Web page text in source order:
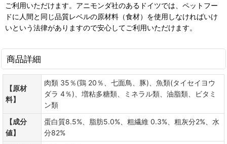
ご利用いただけます。アニモンダ社のあるドイツでは、ペットフー
ドに人間と同じ品質レベルの原材料（食材）を使用しなければいけ
いという法律がありますので安心してご利用いただけます。
商品詳細
【原材
料】
肉類 35％(鶏 20％、七面鳥、豚)、魚類(タイセイヨウ
ダラ 4％)、増粘多糖類、ミネラル類、油脂類、ビタミ
ン類
【成分
値】
蛋白質8.5%、脂肪5.0%、粗繊維 0.3%、粗灰分2%、水
分82%